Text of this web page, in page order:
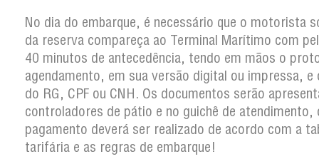
No dia do embarque, é necessário que o motorista
da reserva compareça ao Terminal Marítimo com
40 minutos de antecedência, tendo em mãos o
agendamento, em sua versão digital ou impressa, e
do RG, CPF ou CNH. Os documentos serão
controladores de pátio e no guichê de atendimento,
pagamento deverá ser realizado de acordo com a
tarifária e as regras de embarque!